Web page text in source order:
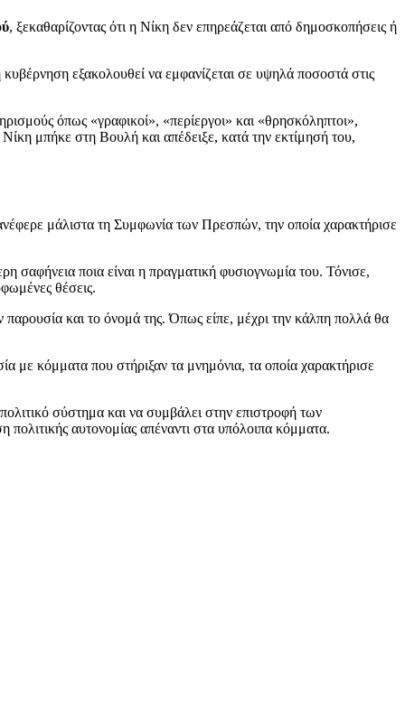
, ξεκαθαρίζοντας ότι η Νίκη δεν επηρεάζεται από δημοσκοπήσεις ή
εξακολουθεί να εμφανίζεται σε υψηλά ποσοστά στις
όπως «γραφικοί», «περίεργοι» και «θρησκόληπτοι»,
μπήκε στη Βουλή και απέδειξε, κατά την εκτίμησή του,
μάλιστα τη Συμφωνία των Πρεσπών, την οποία χαρακτήρισε
σαφήνεια ποια είναι η πραγματική φυσιογνωμία του. Τόνισε,
θέσεις.
και το όνομά της. Όπως είπε, μέχρι την κάλπη πολλά θα
με κόμματα που στήριξαν τα μνημόνια, τα οποία χαρακτήρισε
σύστημα και να συμβάλει στην επιστροφή των
αυτονομίας απέναντι στα υπόλοιπα κόμματα.